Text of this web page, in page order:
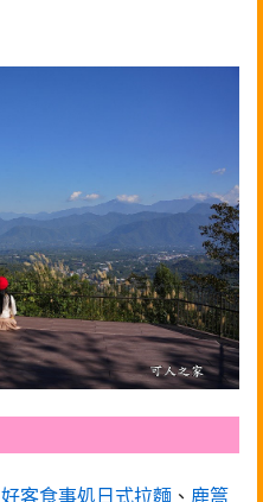
好客食事処日式拉麵 、 鹿篙